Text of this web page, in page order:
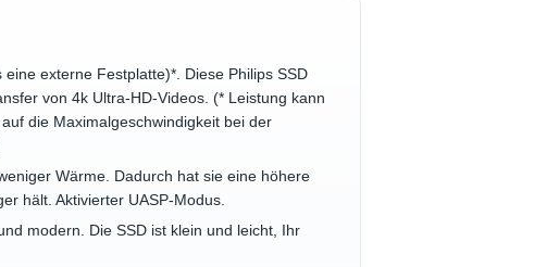
externe Festplatte)*. Diese Philips SSD
von 4k Ultra-HD-Videos. (* Leistung kann
die Maximalgeschwindigkeit bei der
Wärme. Dadurch hat sie eine höhere
hält. Aktivierter UASP-Modus.
modern. Die SSD ist klein und leicht, Ihr